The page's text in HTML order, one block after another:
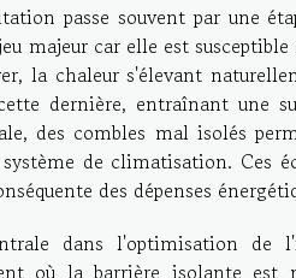
passe souvent par une
majeur car elle est susceptible
la chaleur s'élevant
dernière, entraînant une
des combles mal isolés
de climatisation. Ces
des dépenses
dans l'optimisation de
où la barrière isolante est